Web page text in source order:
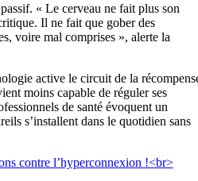
« Le cerveau ne fait plus son
Il ne fait que gober des
voire mal comprises », alerte la
active le circuit de la
moins capable de réguler ses
de santé évoquent un
s’installent dans le quotidien sans
contre l’hyperconnexion !<br>